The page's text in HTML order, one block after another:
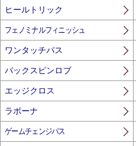
ヒールトリック
フェノミナルフィニッシュ
ワンタッチパス
バックスピンロブ
エッジクロス
ラボーナ
ゲームチェンジパス